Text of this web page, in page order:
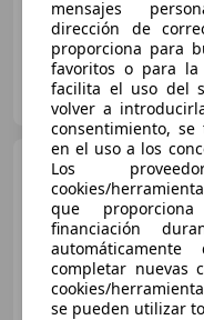
STELLANTIS & YOU
ES-04009 ALMERIA
mensajes
dirección de
proporciona para
favoritos o para la
facilita el uso del
volver a
consentimiento,
en el uso a los
Los
cookies/
que
financiación
completar nuevas
cookies/
se pueden utilizar